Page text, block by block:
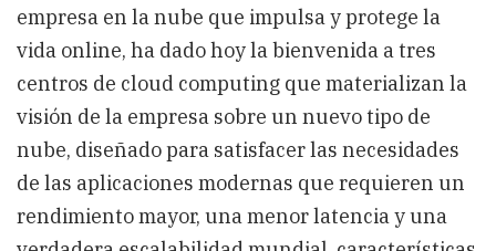
empresa en la nube que impulsa y protege la
vida online, ha dado hoy la bienvenida a tres
centros de cloud computing que materializan la
visión de la empresa sobre un nuevo tipo de
nube, diseñado para satisfacer las necesidades
de las aplicaciones modernas que requieren un
rendimiento mayor, una menor latencia y una